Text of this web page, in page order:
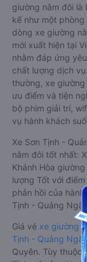
giường nằm đôi là
kế như một
dòng xe giường
mới xuất hiện tại
nhằm đáp ứng
chất lượng dịch
thường, xe giường
ưu điểm và tiện
bộ phim giải trí,
vụ hành khách
Xe Sơn Tịnh -
nằm đôi tốt nhất:
Khánh Hòa
lượng Tốt với
phản hồi của
Tịnh - Quảng Ngãi.
Giá vé xe giường
Tịnh - Quảng Ngãi
Quyên. Tùy thuộc